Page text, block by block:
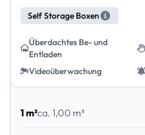
Self Storage Boxen
Überdachtes Be- und
Entladen
Videoüberwachung
1 m²ca. 1,00 m³